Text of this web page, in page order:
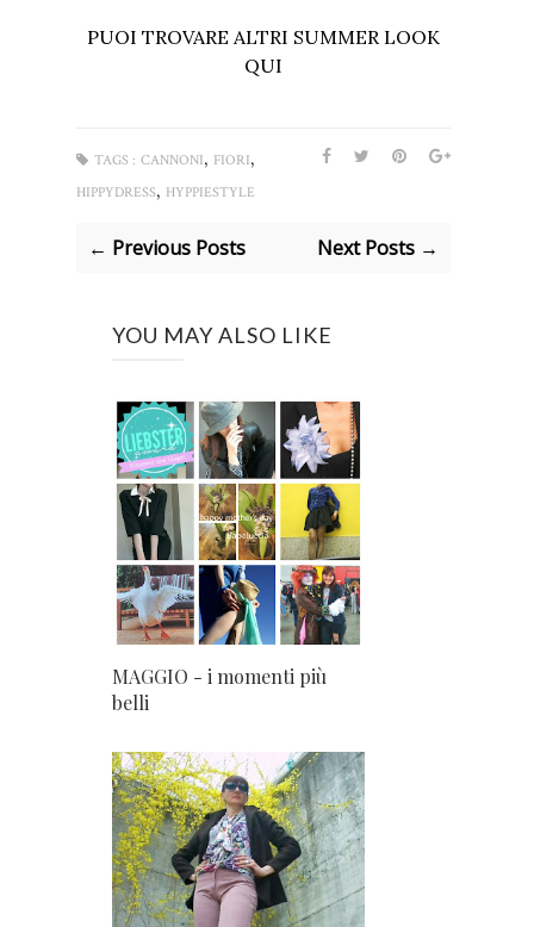
PUOI TROVARE ALTRI SUMMER LOOK
QUI
TAGS : CANNONI, FIORI,
HIPPYDRESS, HYPPIESTYLE
← Previous Posts Next Posts →
YOU MAY ALSO LIKE
MAGGIO - i momenti più
belli